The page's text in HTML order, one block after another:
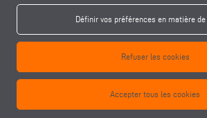
elumatec AG - Pinacher Straße 61 - 75417 Mühlacker -
+49 7041-14 0-mail@elumatec.com
elumatec AG infocenter - Lugwaldstraße 20 - 75417
Définir vos préférences en matière
Refuser les cookies
Accepter tous les cookies